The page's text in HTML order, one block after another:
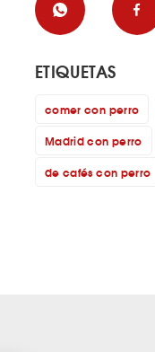
ETIQUETAS
comer con perro
Madrid con perro
de cafés con perro